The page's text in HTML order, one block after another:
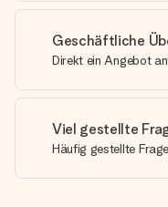
Geschäftliche
Direkt ein Angebot
Viel gestellte
Häufig gestellte